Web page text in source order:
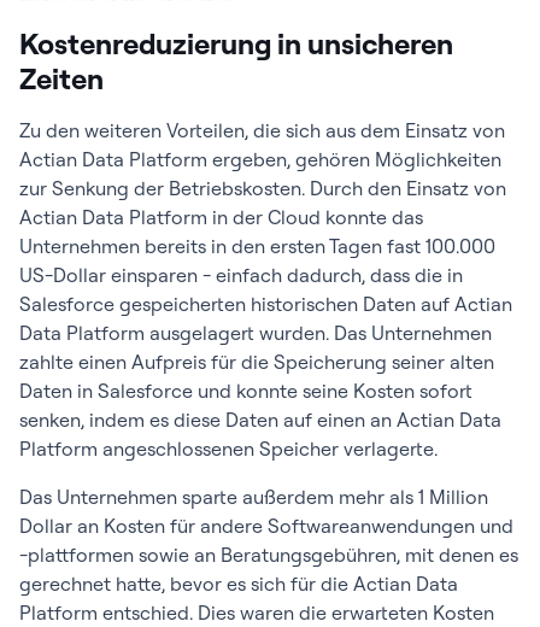
Kostenreduzierung in unsicheren
Zeiten
Zu den weiteren Vorteilen, die sich aus dem Einsatz von
Actian Data Platform ergeben, gehören Möglichkeiten
zur Senkung der Betriebskosten. Durch den Einsatz von
Actian Data Platform in der Cloud konnte das
Unternehmen bereits in den ersten Tagen fast 100.000
US-Dollar einsparen - einfach dadurch, dass die in
Salesforce gespeicherten historischen Daten auf Actian
Data Platform ausgelagert wurden. Das Unternehmen
zahlte einen Aufpreis für die Speicherung seiner alten
Daten in Salesforce und konnte seine Kosten sofort
senken, indem es diese Daten auf einen an Actian Data
Platform angeschlossenen Speicher verlagerte.
Das Unternehmen sparte außerdem mehr als 1 Million
Dollar an Kosten für andere Softwareanwendungen und
-plattformen sowie an Beratungsgebühren, mit denen es
gerechnet hatte, bevor es sich für die Actian Data
Platform entschied. Dies waren die erwarteten Kosten